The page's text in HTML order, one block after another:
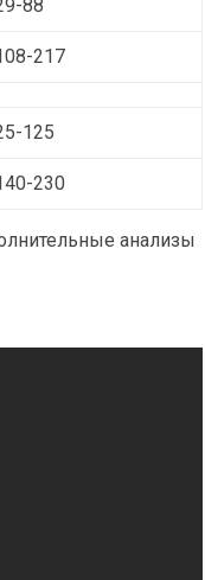
88
217
125
230
анализы